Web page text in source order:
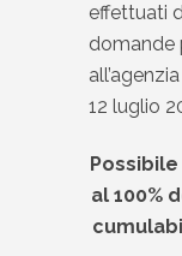
effettuati
domande
12 luglio
al 100%